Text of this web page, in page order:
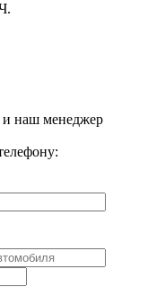
и наш менеджер